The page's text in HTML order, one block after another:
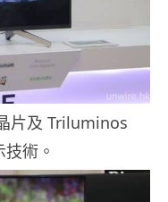
片及 Triluminos
術。